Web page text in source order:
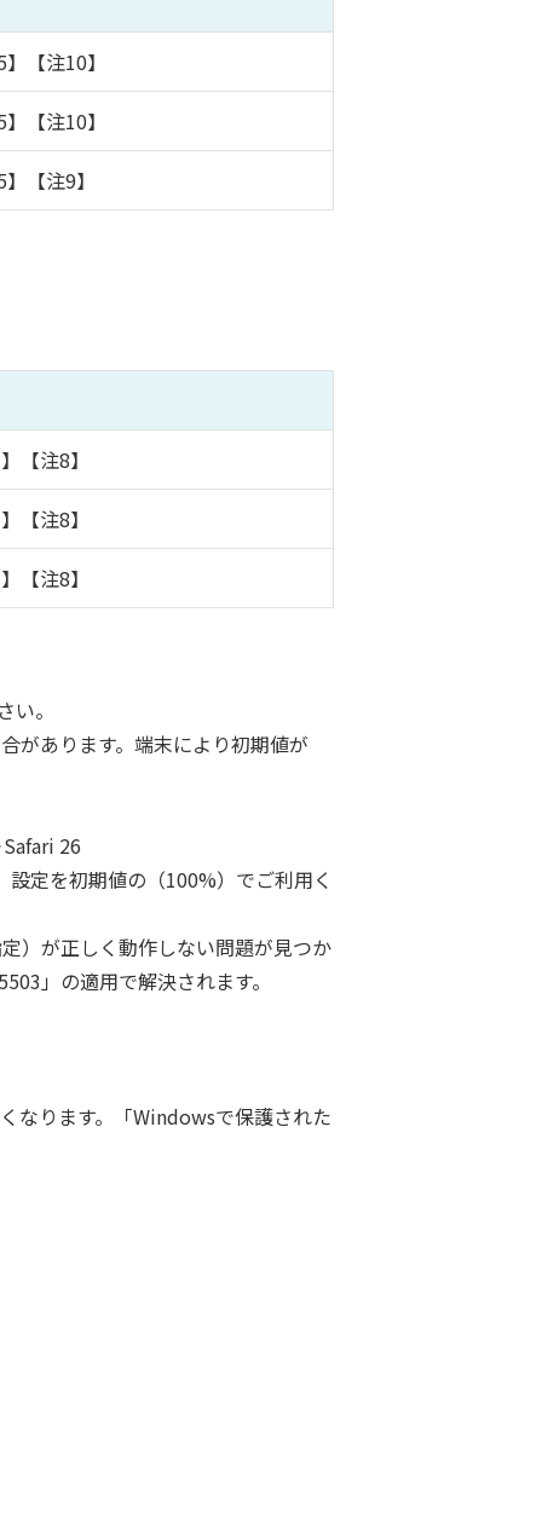
【注10】
【注10】
【注9】
【注8】
【注8】
【注8】
。
があります。端末により初期値が
26
定を初期値の（100%）でご利用く
）が正しく動作しない問題が見つか
」の適用で解決されます。
なります。「Windowsで保護された